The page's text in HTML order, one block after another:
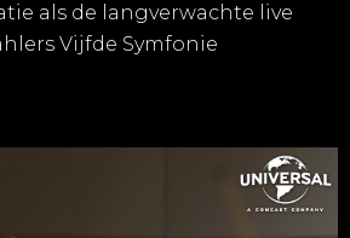
als de langverwachte live
Vijfde Symfonie